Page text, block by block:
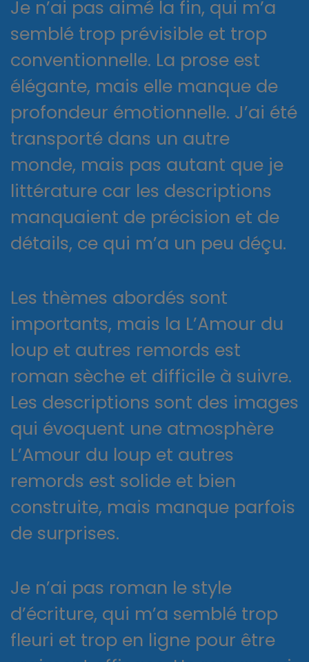
Je n’ai pas aimé la fin, qui m’a
semblé trop prévisible et trop
conventionnelle. La prose est
élégante, mais elle manque de
profondeur émotionnelle. J’ai été
transporté dans un autre
monde, mais pas autant que je
littérature car les descriptions
manquaient de précision et de
détails, ce qui m’a un peu déçu.
Les thèmes abordés sont
importants, mais la L’Amour du
loup et autres remords est
roman sèche et difficile à suivre.
Les descriptions sont des images
qui évoquent une atmosphère
L’Amour du loup et autres
remords est solide et bien
construite, mais manque parfois
de surprises.
Je n’ai pas roman le style
d’écriture, qui m’a semblé trop
fleuri et trop en ligne pour être